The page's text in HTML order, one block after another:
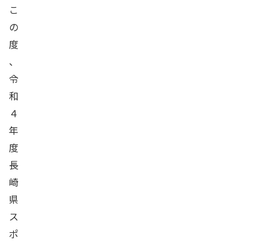
こ
の
度
、
令
和
４
年
度
長
崎
県
ス
ポ